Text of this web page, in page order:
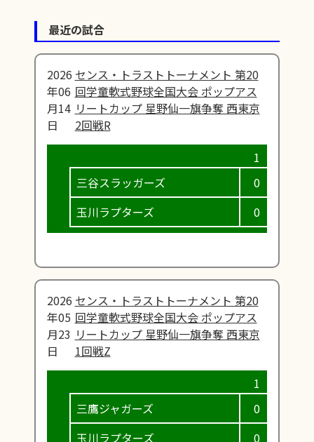
最近の試合
2026
年06
月14
日
センス・トラストトーナメント 第20
回学童軟式野球全国大会 ポップアス
リートカップ 星野仙一旗争奪 西東京
2回戦R
三谷スラッガーズ
玉川ラプターズ
0
0
2026
年05
月23
日
センス・トラストトーナメント 第20
回学童軟式野球全国大会 ポップアス
リートカップ 星野仙一旗争奪 西東京
1回戦Z
三鷹ジャガーズ
玉川ラプターズ
0
0